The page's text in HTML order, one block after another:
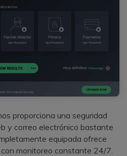
proporciona una seguridad
y correo electrónico bastante
equipada ofrece
monitoreo constante 24/7.